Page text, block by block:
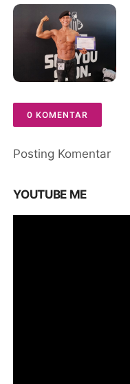
0 KOMENTAR
Posting Komentar
YOUTUBE ME